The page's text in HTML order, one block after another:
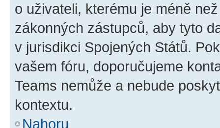
o uživateli, kterému je méně
zákonných zástupců, aby tyto
v jurisdikci Spojených Států.
vašem fóru, doporučujeme
Teams nemůže a nebude
kontextu.
Nahoru